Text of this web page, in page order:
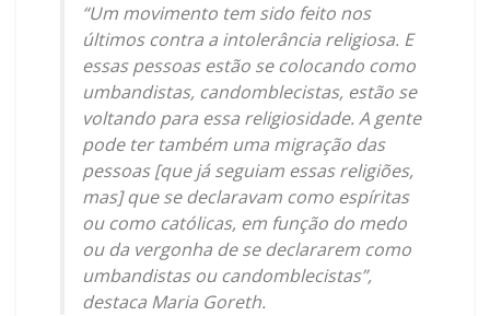
“Um movimento tem sido feito nos
últimos contra a intolerância religiosa. E
essas pessoas estão se colocando como
umbandistas, candomblecistas, estão se
voltando para essa religiosidade. A gente
pode ter também uma migração das
pessoas [que já seguiam essas religiões,
mas] que se declaravam como espíritas
ou como católicas, em função do medo
ou da vergonha de se declararem como
umbandistas ou candomblecistas”,
destaca Maria Goreth.